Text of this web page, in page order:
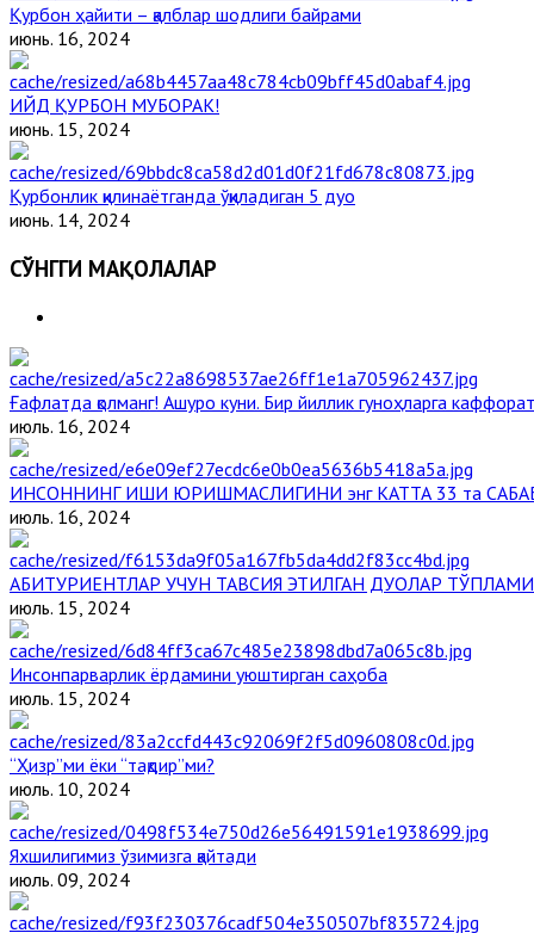
Қурбон ҳайити – қалблар шодлиги байрами
июнь. 16, 2024
ИЙД ҚУРБОН МУБОРАК!
июнь. 15, 2024
Қурбонлик қилинаётганда ўқиладиган 5 дуо
июнь. 14, 2024
СЎНГГИ МАҚОЛАЛАР
Ғафлатда қолманг! Ашуро куни. Бир йиллик гуноҳларга
июль. 16, 2024
ИНСОННИНГ ИШИ ЮРИШМАСЛИГИНИ энг КАТТА 33 та
июль. 16, 2024
АБИТУРИЕНТЛАР УЧУН ТАВСИЯ ЭТИЛГАН ДУОЛАР ТЎПЛАМИ
июль. 15, 2024
Инсонпарварлик ёрдамини уюштирган саҳоба
июль. 15, 2024
“Ҳизр”ми ёки “тақдир”ми?
июль. 10, 2024
Яхшилигимиз ўзимизга қайтади
июль. 09, 2024